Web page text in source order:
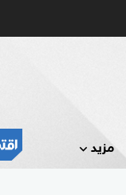
مزيد